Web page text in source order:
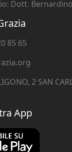
Dott.
85 65
2 SAN
App